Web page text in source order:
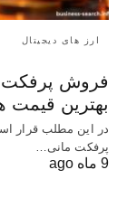
ارز های دیجیتال
فروش پرفکت
بهترین قیمت
در این مطلب قرار
پرفکت مانی…
9 ماه ago